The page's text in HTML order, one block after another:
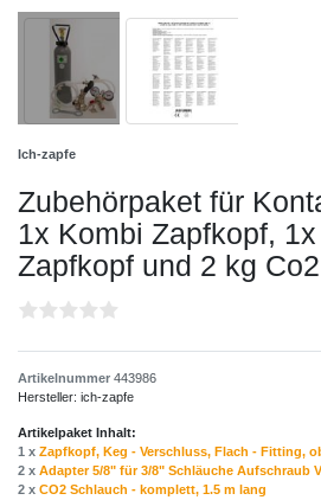
Ich-zapfe
Zubehörpaket für
1x Kombi Zapfkopf,
Zapfkopf und 2 kg
Artikelnummer 443986
Hersteller: ich-zapfe
Artikelpaket Inhalt:
1 x Zapfkopf, Keg - Verschluss, Flach - Fitting,
2 x Adapter 5/8" für 3/8" Schläuche Aufschraub
2 x CO2 Schlauch - komplett, 1.5 m lang